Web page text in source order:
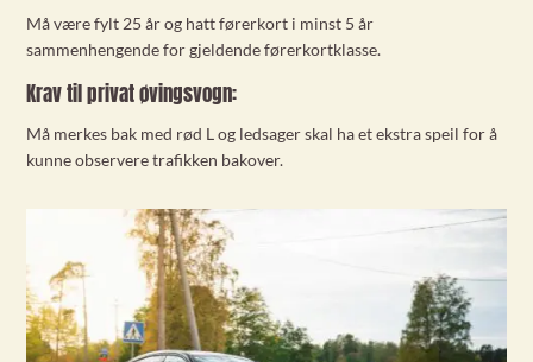
Må være fylt 25 år og hatt førerkort i minst 5 år
sammenhengende for gjeldende førerkortklasse.
Krav til privat øvingsvogn:
Må merkes bak med rød L og ledsager skal ha et ekstra speil for å
kunne observere trafikken bakover.